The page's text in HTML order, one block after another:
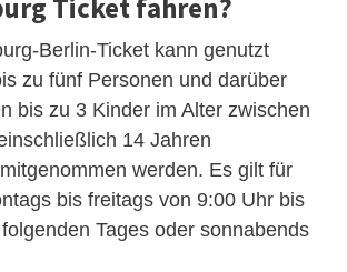
Ticket fahren?
Berlin-Ticket kann genutzt
zu fünf Personen und darüber
bis zu 3 Kinder im Alter zwischen
14 Jahren
werden. Es gilt für
bis freitags von 9:00 Uhr bis
Tages oder sonnabends